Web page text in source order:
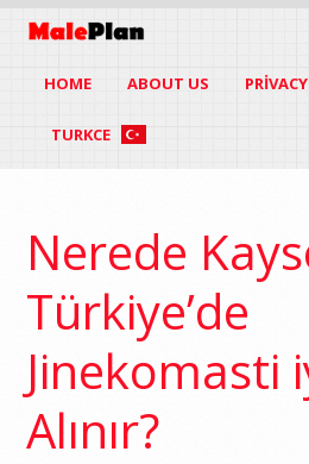
HOME ABOUT US
TURKCE
Nerede
Türkiye’de
Jinekomasti
Alınır?